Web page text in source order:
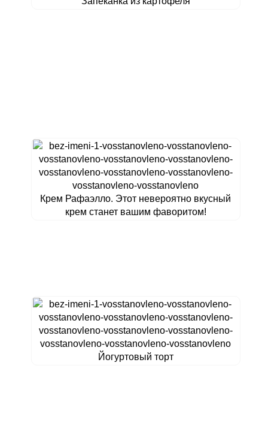
Крем Рафаэлло. Этот невероятно вкусный
крем станет вашим фаворитом!
Йогуртовый торт